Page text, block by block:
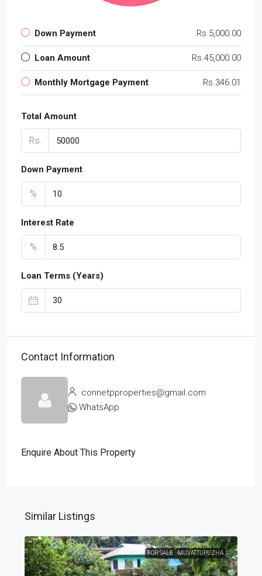
Down Payment Rs.5,000.00
Loan Amount Rs.45,000.00
Monthly Mortgage Payment Rs.346.01
Total Amount
Rs.
Down Payment
%
Interest Rate
%
Loan Terms (Years)
Contact Information
connetpproperties@gmail.com
WhatsApp
Enquire About This Property
Similar Listings
FOR SALE MUVATTUPUZHA